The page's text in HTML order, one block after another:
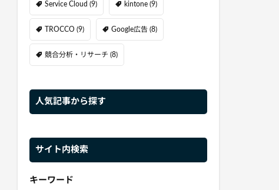
Service Cloud (9) kintone (9)
TROCCO (9) Google広告 (8)
競合分析・リサーチ (8)
人気記事から探す
サイト内検索
キーワード